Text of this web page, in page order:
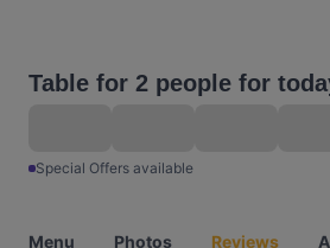
Table for 2 people for
Special Offers available
Menu Photos Reviews